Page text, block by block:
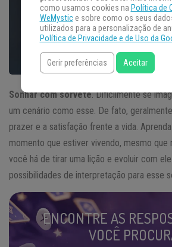
Sonhar com sorvete. Dificilmente se
um cenário como esse. De fato,
prazer e a satisfação frente a vida.
momento que estiver vivendo, mesmo que
você há de tirar uma lição e evoluir com
possibilidades de interpretação para esse
ENCONTRE AS
VOCÊ
como usamos cookies na Política de
WeMystice sobre como os seus
utilizados para a personalização de
Política de Privacidade e de Uso da
Gerir preferências Aceitar